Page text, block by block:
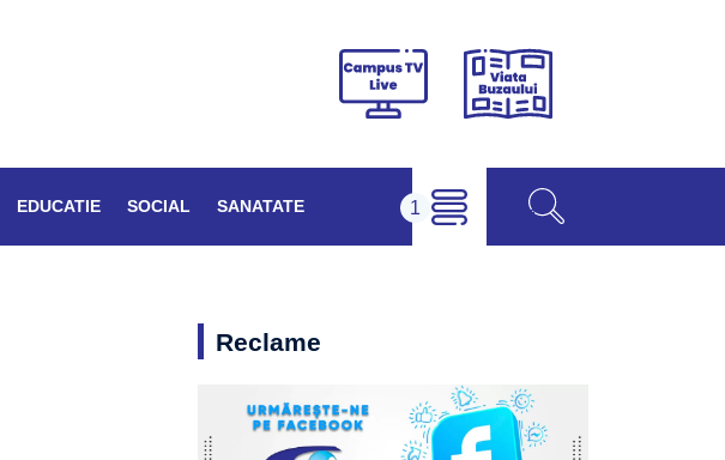
Campus
Viața
EDUCATIE SOCIAL SANATATE
Reclame